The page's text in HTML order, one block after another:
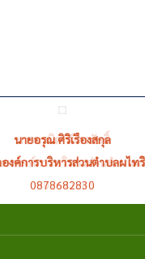
นายมานิต วิจิตรศักดิ์
ยกองค์การบริหารส่วนตำบล
0902641265